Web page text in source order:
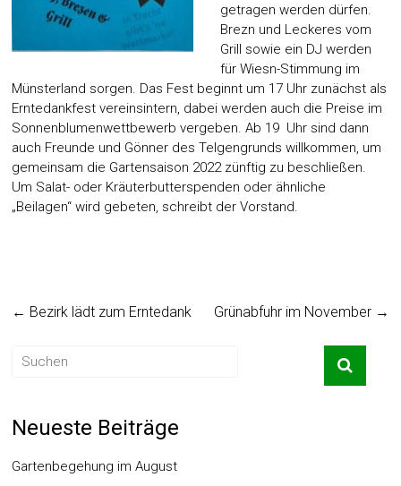
getragen werden dürfen.
Brezn und Leckeres vom
Grill sowie ein DJ werden
für Wiesn-Stimmung im
Münsterland sorgen. Das Fest beginnt um 17 Uhr zunächst als
Erntedankfest vereinsintern, dabei werden auch die Preise im
Sonnenblumenwettbewerb vergeben. Ab 19 Uhr sind dann
auch Freunde und Gönner des Telgengrunds willkommen, um
gemeinsam die Gartensaison 2022 zünftig zu beschließen.
Um Salat- oder Kräuterbutterspenden oder ähnliche
„Beilagen“ wird gebeten, schreibt der Vorstand.
← Bezirk lädt zum Erntedank Grünabfuhr im November →
Neueste Beiträge
Gartenbegehung im August